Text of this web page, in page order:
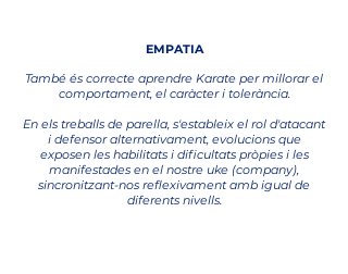
EMPATIA
També és correcte aprendre Karate per millorar el
comportament, el caràcter i tolerància.
En els treballs de parella, s'estableix el rol d'atacant
i defensor alternativament, evolucions que
exposen les habilitats i dificultats pròpies i les
manifestades en el nostre uke (company),
sincronitzant-nos reflexivament amb igual de
diferents nivells.